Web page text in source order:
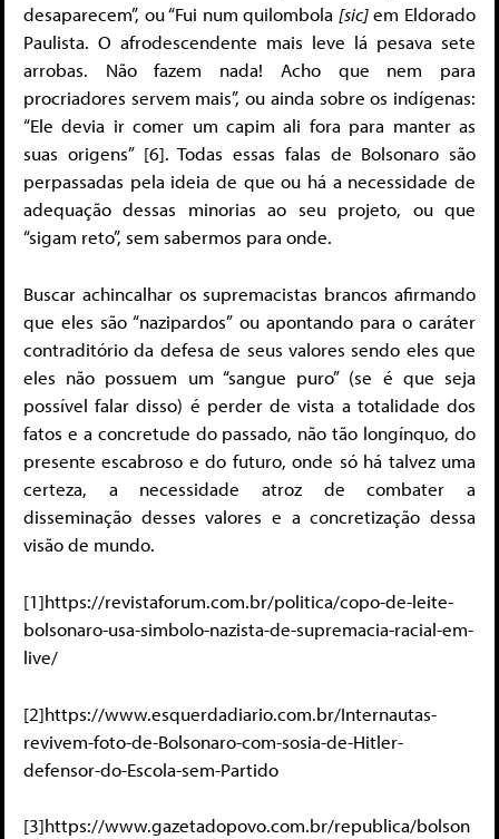
desaparecem”, ou “Fui num quilombola [sic]em Eldorado
Paulista. O afrodescendente mais leve lá pesava sete
arrobas. Não fazem nada! Acho que nem para
procriadores servem mais”, ou ainda sobre os indígenas:
“Ele devia ir comer um capim ali fora para manter as
suas origens” [6]. Todas essas falas de Bolsonaro são
perpassadas pela ideia de que ou há a necessidade de
adequação dessas minorias ao seu projeto, ou que
“sigam reto”, sem sabermos para onde.
Buscar achincalhar os supremacistas brancos afirmando
que eles são “nazipardos” ou apontando para o caráter
contraditório da defesa de seus valores sendo eles que
eles não possuem um “sangue puro” (se é que seja
possível falar disso) é perder de vista a totalidade dos
fatos e a concretude do passado, não tão longínquo, do
presente escabroso e do futuro, onde só há talvez uma
certeza, a necessidade atroz de combater a
disseminação desses valores e a concretização dessa
visão de mundo.
[1]https://revistaforum.com.br/politica/copo-de-leite-
bolsonaro-usa-simbolo-nazista-de-supremacia-racial-em-
live/
[2]https://www.esquerdadiario.com.br/Internautas-
revivem-foto-de-Bolsonaro-com-sosia-de-Hitler-
defensor-do-Escola-sem-Partido
[3]https://www.gazetadopovo.com.br/republica/bolson